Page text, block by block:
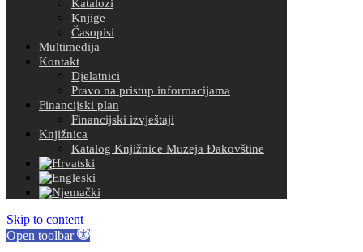
Katalozi
Knjige
Časopisi
Multimedija
Kontakt
Djelatnici
Pravo na pristup informacijama
Financijski plan
Financijski izvještaji
Knjižnica
Katalog Knjižnice Muzeja Đakovštine
Skip to content
Open toolbar